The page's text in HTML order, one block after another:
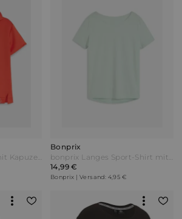
bonprix Sport-Shirt mit Kapuze schnelltrocknend Rot
Bonprix
bonprix Langes Sport-Shirt mit Rückenausschnitt Grün
14,99 €
Bonprix | Versand: 4,95 €